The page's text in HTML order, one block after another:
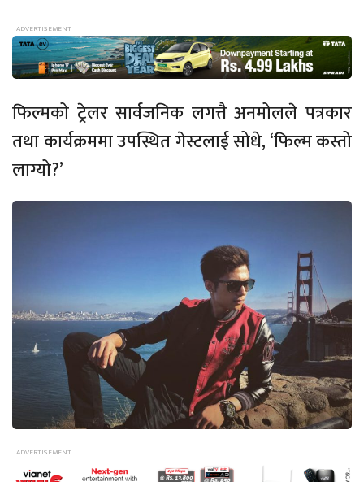
फिल्मको ट्रेलर सार्वजनिक लगत्तै अनमोलले पत्रकार
तथा कार्यक्रममा उपस्थित गेस्टलाई सोधे, ‘फिल्म कस्तो
लाग्यो?’